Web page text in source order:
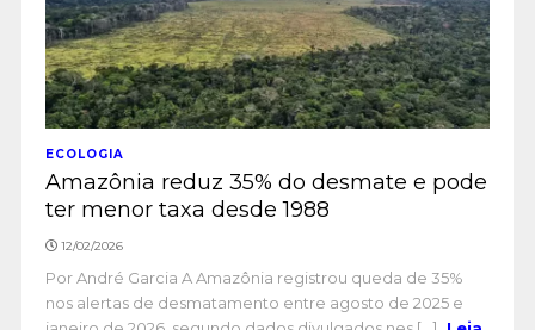
ECOLOGIA
Amazônia reduz 35% do desmate e pode
ter menor taxa desde 1988
12/02/2026
Por André Garcia A Amazônia registrou queda de 35%
nos alertas de desmatamento entre agosto de 2025 e